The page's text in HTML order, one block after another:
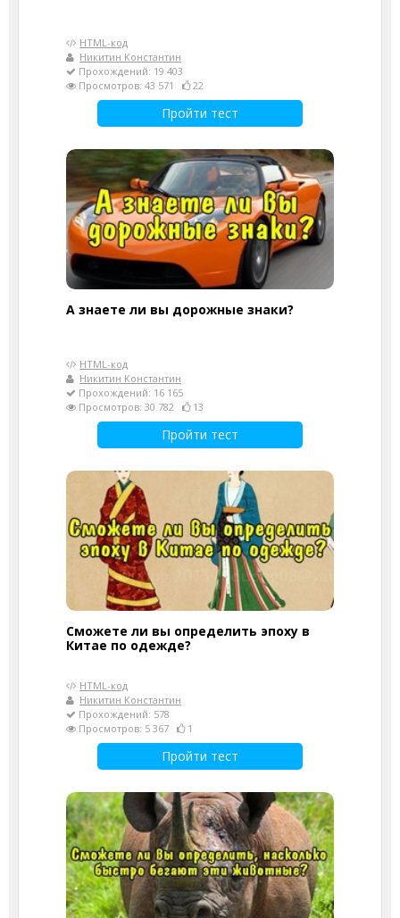
HTML-код
Никитин Константин
Прохождений: 19 403
Просмотров: 43 571
22
Пройти тест
А знаете ли вы дорожные знаки?
HTML-код
Никитин Константин
Прохождений: 16 165
Просмотров: 30 782
13
Пройти тест
Сможете ли вы определить эпоху в
Китае по одежде?
HTML-код
Никитин Константин
Прохождений: 578
Просмотров: 5 367
1
Пройти тест